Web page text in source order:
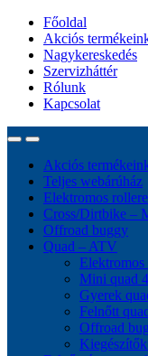
Főoldal
Akciós
Nagykereskedés
Szervizháttér
Rólunk
Kapcsolat
Akciós
Teljes webárúház
Elektromos
Cross/Dirtbike –
Offroad buggy
Quad – ATV
Elektromos
Mini quad
Gyerek
Felnőtt
Offroad